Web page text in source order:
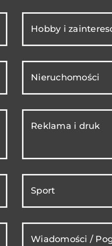
Hobby i
Nieruchomości
Reklama i druk
Sport
Wiadomości /